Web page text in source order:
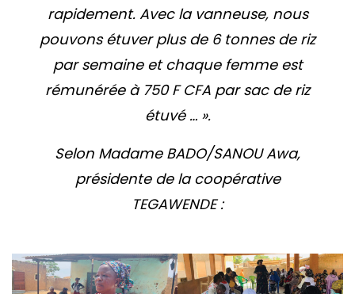
rapidement. Avec la vanneuse, nous
pouvons étuver plus de 6 tonnes de riz
par semaine et chaque femme est
rémunérée à 750 F CFA par sac de riz
étuvé … ».
Selon Madame BADO/SANOU Awa,
présidente de la coopérative
TEGAWENDE :